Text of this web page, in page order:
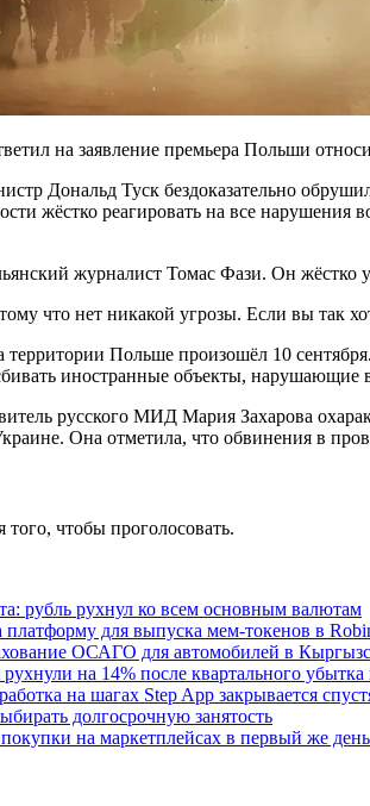
на заявление премьера Польши
Дональд Туск бездоказательно
жёстко реагировать на все
журналист Томас Фази. Он жёстко
что нет никакой угрозы. Если вы так
Польше произошёл 10 сентября.
иностранные объекты,
русского МИД Мария Захарова
Она отметила, что обвинения в
того, чтобы проголосовать.
рубль рухнул ко всем основным валютам
платформу для выпуска мем-токенов в
ОСАГО для автомобилей в
на 14% после квартального убытка
на шагах Step App закрывается
долгосрочную занятость
на маркетплейсах в первый же